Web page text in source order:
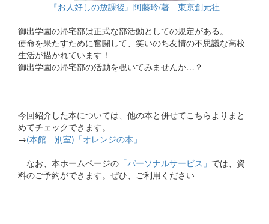
『お人好しの放課後』阿藤玲/著 東京創元社
御出学園の帰宅部は正式な部活動としての規定がある。
使命を果たすために奮闘して、笑いのち友情の不思議な高校
生活が描かれています！
御出学園の帰宅部の活動を覗いてみませんか…？
今回紹介した本については、他の本と併せてこちらよりまと
めてチェックできます。
→(本館 別室)「オレンジの本」
なお、本ホームページの 「パーソナルサービス」 では、資
料のご予約ができます。ぜひ、ご利用ください